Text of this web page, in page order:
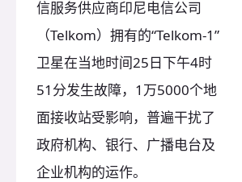
信服务供应商印尼电信公司
（Telkom）拥有的“Telkom-1”
卫星在当地时间25日下午4时
51分发生故障，1万5000个地
面接收站受影响，普遍干扰了
政府机构、银行、广播电台及
企业机构的运作。